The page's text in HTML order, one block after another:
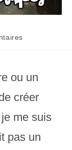
ou un
créer
me suis
pas un